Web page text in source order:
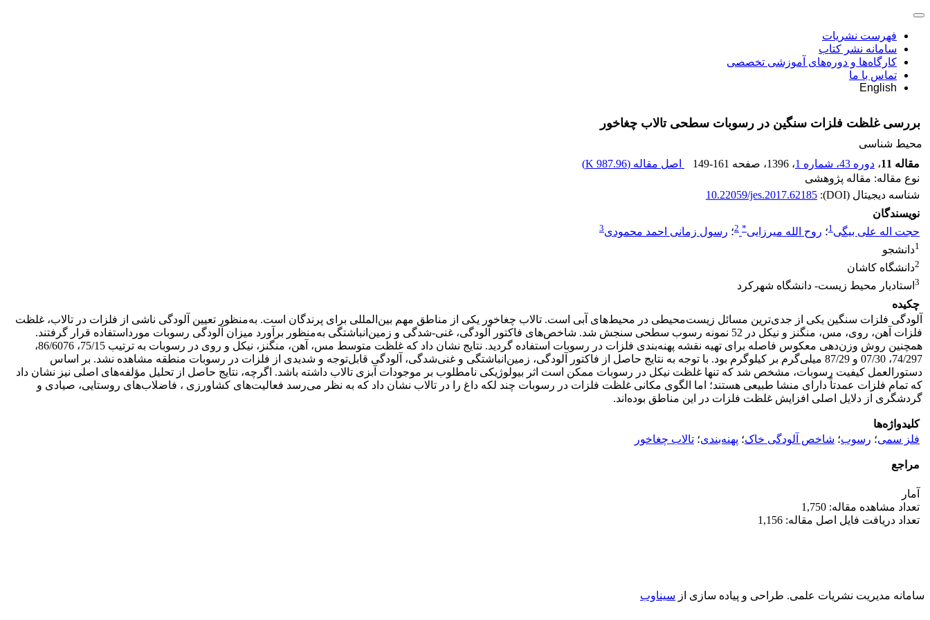
فهرست نشریات
سامانه نشر کتاب
کارگاه‌ها و دوره‌های آموزشی تخصصی
تماس با ما
English
بررسی غلظت فلزات سنگین در رسوبات سطحی تالاب چغاخور
محیط شناسی
مقاله 11
، دوره 43، شماره 1 ، 1396 ، صفحه 149-161 اصل مقاله (987.96 K
)
نوع مقاله: مقاله پژوهشی
شناسه دیجیتال (DOI):
10.22059/jes.2017.62185
نویسندگان
حجت اله علی بیگی1؛ روح الله میرزایی*
2؛ رسول زمانی احمد محمودی3
1دانشجو
2دانشگاه کاشان
3 استادیار محیط زیست- دانشگاه شهرکرد
چکیده
آلودگی فلزات سنگین یکی از جدی‌ترین مسائل زیست‌محیطی در محیط‌های آبی است. تالاب چغاخور یکی از مناطق مهم بین‌المللی برای پرندگان است. به‌منظور تعیین آلودگی ناشی از فلزات در تالاب، غلظت
فلزات آهن، روی، مس، منگنز و نیکل در 52 نمونه رسوب سطحی سنجش شد. شاخص‌های فاکتور آلودگی، غنی-شدگی و زمین‌انباشتگی به‌منظور برآورد میزان آلودگی رسوبات مورداستفاده قرار گرفتند.
همچنین روش وزن‌دهی معکوس فاصله برای تهیه نقشه پهنه‌بندی فلزات در رسوبات استفاده گردید. نتایج نشان داد که غلظت متوسط مس، آهن، منگنز، نیکل و روی در رسوبات به ترتیب 75/15، 86/6076،
74/297، 07/30 و 87/29 میلی‌گرم بر کیلوگرم بود. با توجه به نتایج حاصل از فاکتور آلودگی، زمین‌انباشتگی و غنی‌شدگی، آلودگی قابل‌توجه و شدیدی از فلزات در رسوبات منطقه مشاهده نشد. بر اساس
دستورالعمل کیفیت رسوبات، مشخص شد که تنها غلظت نیکل در رسوبات ممکن است اثر بیولوژیکی نامطلوب بر موجودات آبزی تالاب داشته باشد. اگرچه، نتایج حاصل از تحلیل مؤلفه‌های اصلی نیز نشان داد
که تمام فلزات عمدتاً دارای منشا طبیعی هستند؛ اما الگوی مکانی غلظت فلزات در رسوبات چند لکه داغ را در تالاب نشان داد که به نظر می‌رسد فعالیت‌های کشاورزی ، فاضلاب‌های روستایی، صیادی و
گردشگری از دلایل اصلی افزایش غلظت فلزات در این مناطق بوده‌اند.
کلیدواژه‌ها
فلز سمی؛ رسوب؛ شاخص‌ آلودگی خاک؛ پهنه‌بندی؛ تالاب چغاخور
مراجع
آمار
تعداد مشاهده مقاله: 1,750
تعداد دریافت فایل اصل مقاله: 1,156
سامانه مدیریت نشریات علمی. طراحی و پیاده سازی از سیناوب